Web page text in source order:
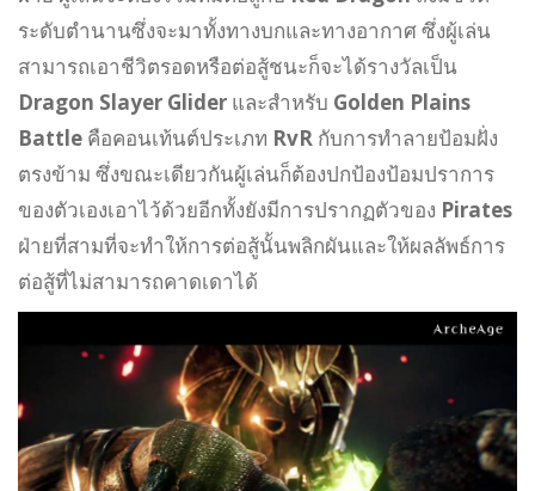
ระดับตำนานซึ่งจะมาทั้งทางบกและทางอากาศ ซึ่งผู้เล่น
สามารถเอาชีวิตรอดหรือต่อสู้ชนะก็จะได้รางวัลเป็น
Dragon Slayer Glider และสำหรับ Golden Plains
Battle คือคอนเท้นต์ประเภท RvR กับการทำลายป้อมฝั่ง
ตรงข้าม ซึ่งขณะเดียวกันผู้เล่นก็ต้องปกป้องป้อมปราการ
ของตัวเองเอาไว้ด้วยอีกทั้งยังมีการปรากฏตัวของ Pirates
ฝ่ายที่สามที่จะทำให้การต่อสู้นั้นพลิกผันและให้ผลลัพธ์การ
ต่อสู้ที่ไม่สามารถคาดเดาได้